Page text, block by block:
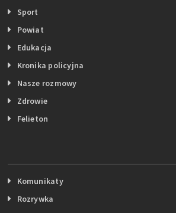
Sport
Powiat
Edukacja
Kronika policyjna
Nasze rozmowy
Zdrowie
Felieton
Komunikaty
Rozrywka